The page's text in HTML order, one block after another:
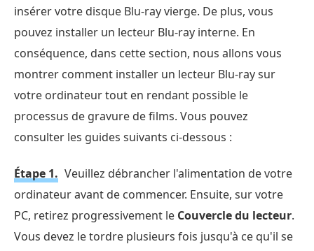
insérer votre disque Blu-ray vierge. De plus, vous
pouvez installer un lecteur Blu-ray interne. En
conséquence, dans cette section, nous allons vous
montrer comment installer un lecteur Blu-ray sur
votre ordinateur tout en rendant possible le
processus de gravure de films. Vous pouvez
consulter les guides suivants ci-dessous :
Étape 1. Veuillez débrancher l'alimentation de votre
ordinateur avant de commencer. Ensuite, sur votre
PC, retirez progressivement le Couvercle du lecteur.
Vous devez le tordre plusieurs fois jusqu'à ce qu'il se